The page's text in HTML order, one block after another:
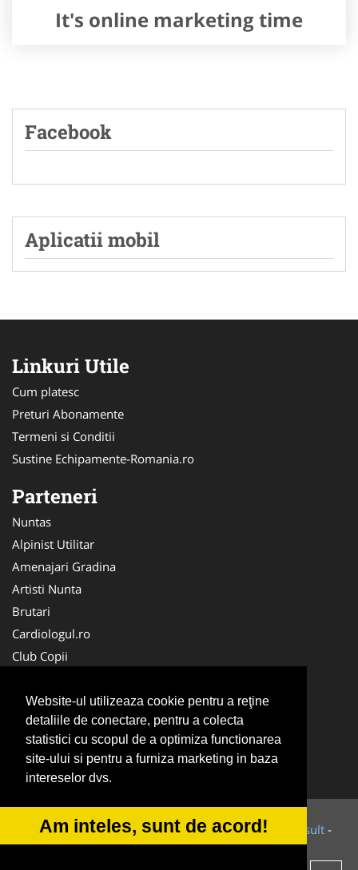
Website-ul utilizeaza cookie pentru a reţine
detaliile de conectare, pentru a colecta
statistici cu scopul de a optimiza functionarea
site-ului si pentru a furniza marketing in baza
intereselor dvs.
Am inteles, sunt de acord!
It's online marketing time
Facebook
Aplicatii mobil
Linkuri Utile
Cum platesc
Preturi Abonamente
Termeni si Conditii
Sustine Echipamente-Romania.ro
Parteneri
Nuntas
Alpinist Utilitar
Amenajari Gradina
Artisti Nunta
Brutari
Cardiologul.ro
Club Copii
Ambalaje Romania
Cabinet-Individual.ro
CentruInchirieri.ro
Cursuri Romania
© 2014-2026 Powered byVilonMedia&Tokaido Consult -
ANPC SOL